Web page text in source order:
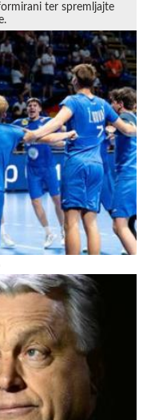
ter spremljajte